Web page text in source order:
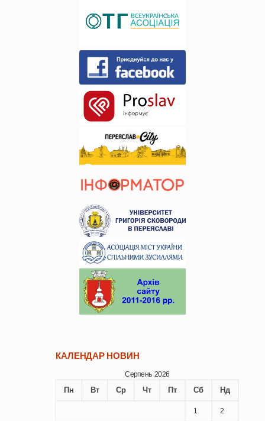
КАЛЕНДАР НОВИН
Серпень 2026
Пн Вт Ср Чт Пт Сб Нд
1 2